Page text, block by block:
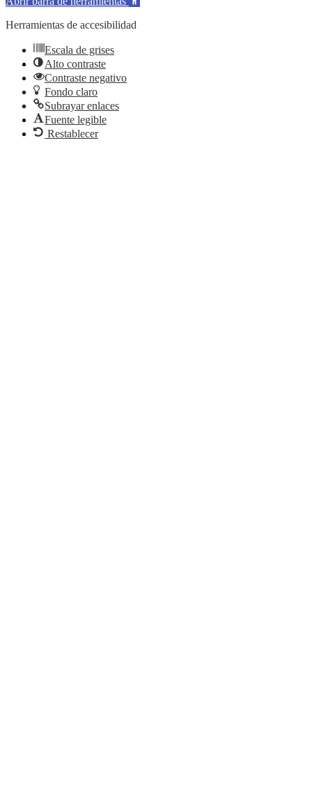
Herramientas de accesibilidad
Escala de grises
Alto contraste
Contraste negativo
Fondo claro
Subrayar enlaces
Fuente legible
Restablecer